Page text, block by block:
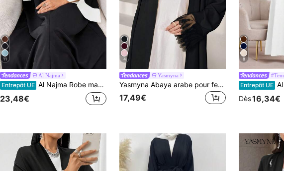
11
Al Najma
Entrepôt UE Al Najma Robe maxi arabe à manches évasées contrastées col V pour femmes, style élégant et modeste couvrant complètement pour les occasions décontracté, vacances, soirées et invités de mariage
23,48€
4
Yasmyna
Yasmyna Abaya arabe pour femmes avec design de poignet en dentelle élégant
17,49€
8
Entrepôt UE Al
Dès16,34€